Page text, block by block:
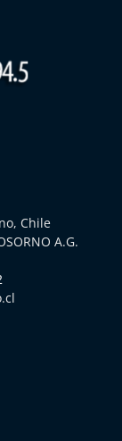
Chile
A.G.